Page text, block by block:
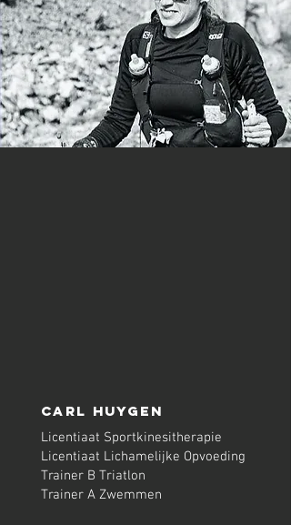
CArl Huygen
Licentiaat Sportkinesitherapie
Licentiaat Lichamelijke Opvoeding
Trainer B Triatlon
Trainer A Zwemmen